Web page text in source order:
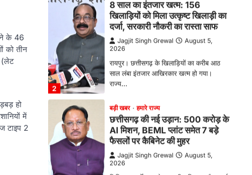
के 46
को तीन
(लेट
हो
में
टाइप 2
2
Jagjit Singh Grewal
August 5,
2026
रायपुर। छत्तीसगढ़ के खिलाड़ियों का करीब आठ
साल लंबा इंतजार आखिरकार खत्म हो गया।
राज्य…
बड़ी खबर हमारे राज्य
छत्तीसगढ़ की नई उड़ान: 500 करोड़ के
फैसलों पर कैबिनेट की मुहर
Jagjit Singh Grewal
August 5,
2026
डिजिटल गवर्नेंस, उद्योग, ग्रामीण विकास और ऊर्जा
क्षेत्र को मिलेगा नया बूस्ट, रोजगार और निवेश…